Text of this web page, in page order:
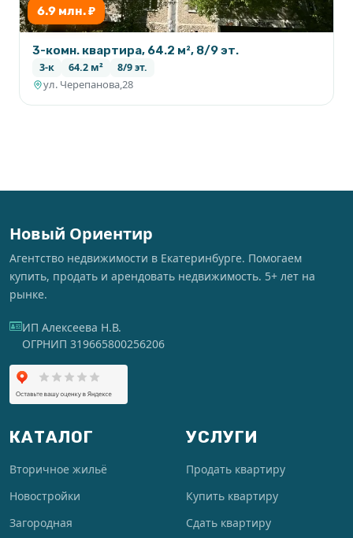
6.9 млн. ₽
3-комн. квартира, 64.2 м², 8/9 эт.
3-к 64.2 м² 8/9 эт.
ул. Черепанова,28
Новый Ориентир
Агентство недвижимости в Екатеринбурге. Помогаем
купить, продать и арендовать недвижимость. 5+ лет на
рынке.
ИП Алексеева Н.В.
ОГРНИП 319665800256206
КАТАЛОГ
Вторичное жильё
Новостройки
Загородная
УСЛУГИ
Продать квартиру
Купить квартиру
Сдать квартиру